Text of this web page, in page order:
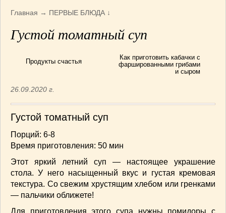
Армянская (4)
Грузинская(10)
Ирландские блюда
Корейская
Румынская кухня (5)
Швейцарская
ПОСТНЫЕ БЛЮДА
(52)
САЛАТИКИ
Мясные(33)
Главная → ПЕРВЫЕ БЛЮДА ↓
Густой томатный суп
Продукты счастья
Как приготовить кабачки с
фаршированными грибами
и сыром
26.09.2020 г.
Густой томатный суп
Порций: 6-8
Время приготовления: 50 мин
Этот яркий летний суп — настоящее украшение
стола. У него насыщенный вкус и густая кремовая
текстура. Со свежим хрустящим хлебом или гренками
— пальчики оближете!
Для приготовления этого супа нужны помидоры с